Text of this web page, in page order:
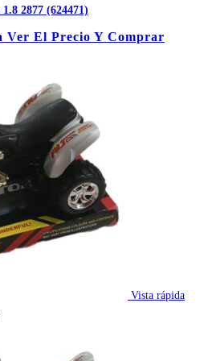
2877 (624471)
Ver El Precio Y Comprar
Vista rápida